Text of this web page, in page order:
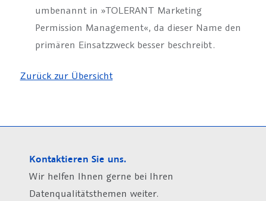
umbenannt in »TOLERANT Marketing
Permission Management«, da dieser Name den
primären Einsatzzweck besser beschreibt.
Zurück zur Übersicht
Kontaktieren Sie uns.
Wir helfen Ihnen gerne bei Ihren
Datenqualitätsthemen weiter.